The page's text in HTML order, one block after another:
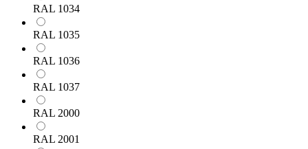
RAL 1034
RAL 1035
RAL 1036
RAL 1037
RAL 2000
RAL 2001